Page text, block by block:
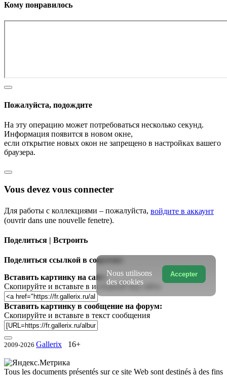
Кому понравилось
Пожалуйста, подождите
На эту операцию может потребоваться несколько секунд.
Информация появится в новом окне,
если открытие новых окон не запрещено в настройках вашего
браузера.
Vous devez vous connecter
Для работы с коллекциями – пожалуйста, войдите в аккаунт
(ouvrir dans une nouvelle fenetre).
Поделиться | Встроить
Поделиться ссылкой в соцсетях:
Вставить картинку на сайт:
Скопируйте и вставьте в исходный код сайта
Вставить картинку в сообщение на форум:
Скопируйте и вставьте в текст сообщения
2009-2026 Gallerix 16+
Tous les documents présentés sur ce site Web sont destinés à des fins
Accepter
Nous utilisons
des cookies